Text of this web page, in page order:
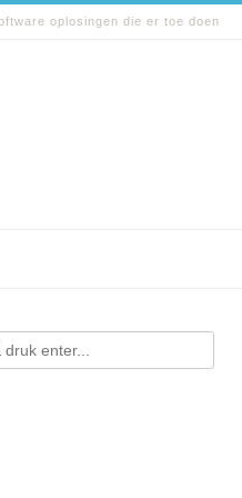
oplosingen die er toe doen